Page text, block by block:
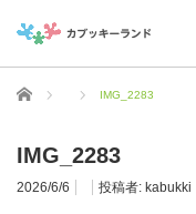
ホーム IMG_2283
IMG_2283
2026/6/6 投稿者: kabukki